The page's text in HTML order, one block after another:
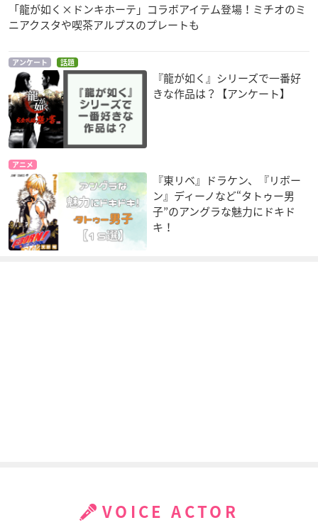
「龍が如く×ドンキホーテ」コラボアイテム登場！ミチオのミ
ニアクスタや喫茶アルプスのプレートも
アンケート 話題
『龍が如く』シリーズで一番好
きな作品は？【アンケート】
アニメ
『東リベ』ドラケン、『リボー
ン』ディーノなど“タトゥー男
子”のアングラな魅力にドキド
キ！
VOICE ACTOR